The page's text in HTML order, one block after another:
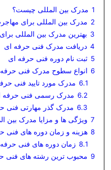
1 مدرک بین المللی چیست؟
2 مدرک بین المللی برای
3 بهترین مدرک بین المللی
4 دریافت مدرک فنی حرفه ای
5 ثبت نام دوره فنی حرفه ای
6 انواع سطوح مدرک فنی
6.1 مدرک مورد تایید فنی
6.2 مدرک رسمی فنی حرفه
6.3 مدرک گذر مهارتی فنی
7 ویژگی ها و مزایا مدرک بین
8 هزینه و زمان دوره های فنی
8.1 زمان دوره های فنی
9 محبوب ترین رشته های فنی